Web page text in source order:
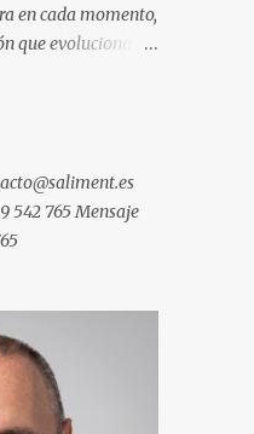
en cada momento,
que evoluciona
Campo Cuántico
CCI cuando, por
que hace
repente, ese
termina
una emoción muy
somatizándose
542 765 Mensaje